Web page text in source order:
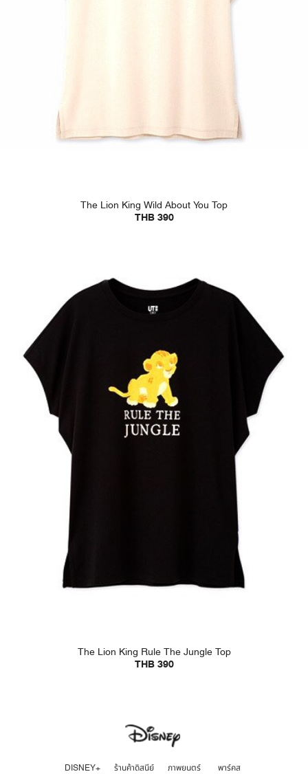
The Lion King Wild About You Top
THB 390
The Lion King Rule The Jungle Top
THB 390
DISNEY+ ร้านค้าดิสนีย์ ภาพยนตร์ พาร์คส